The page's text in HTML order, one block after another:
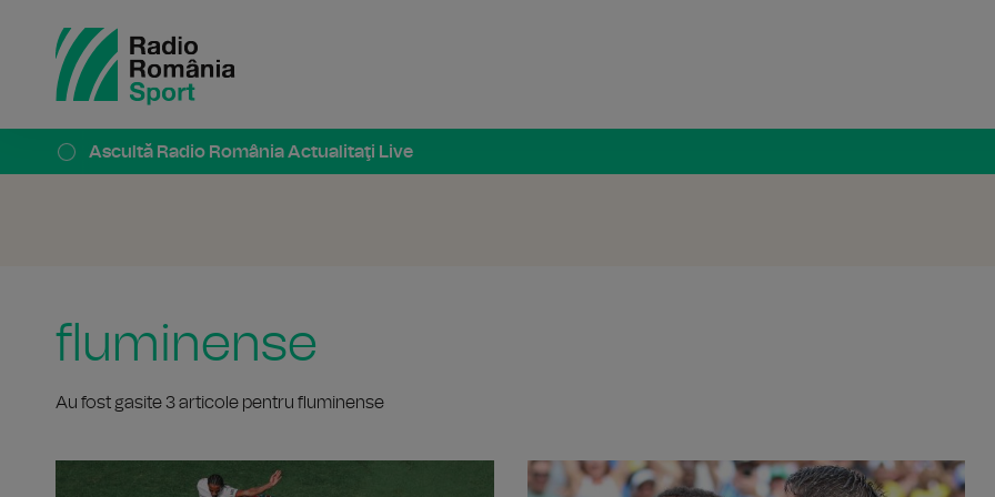
Ascultă Radio România Actualitaţi Live
fluminense
Au fost gasite 3 articole pentru fluminense